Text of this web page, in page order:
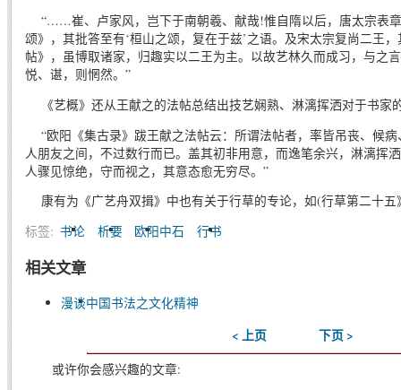
“……崔、卢家风，岂下于南朝羲、献哉!惟自隋以后，唐太宗表
颂》，其批答至有‘桓山之颂，复在于兹’之语。及宋太宗复尚二王
帖》，虽博取诸家，归趣实以二王为主。以故艺林久而成习，与之
悦、谌，则惘然。”
《艺概》还从王献之的法帖总结出技艺娴熟、淋漓挥洒对于书家
“欧阳《集古录》跋王献之法帖云：所谓法帖者，率皆吊丧、候
人朋友之间，不过数行而已。盖其初非用意，而逸笔余兴，淋漓挥
人骤见惊绝，守而视之，其意态愈无穷尽。”
康有为《广艺舟双揖》中也有关于行草的专论，如(行草第二十五
标签: 书论 析要 欧阳中石 行书
相关文章
漫谈中国书法之文化精神
< 上页 下页 >
或许你会感兴趣的文章: